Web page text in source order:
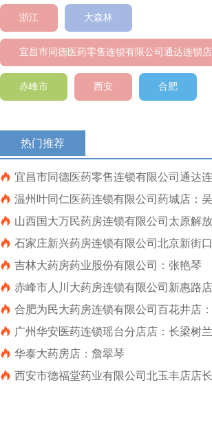
浙江 大森林
宜昌市同德医药零售连锁有限公司通达连锁店
赤峰市 西安 合肥
热门推荐
 宜昌市同德医药零售连锁有限公司通达
 温州叶同仁医药连锁有限公司药城店：
 山西国大万民药房连锁有限公司太原解
 石家庄新兴药房连锁有限公司北京新街
 吉林大药房药业股份有限公司：张艳琴
 赤峰市人川大药房连锁有限公司新惠路
 合肥为民大药房连锁有限公司百花井店
 广州华安医药连锁瑶台分店店：长梁树兰
 华泰大药房店：詹翠琴
 西安市德福堂药业有限公司北玉丰店店